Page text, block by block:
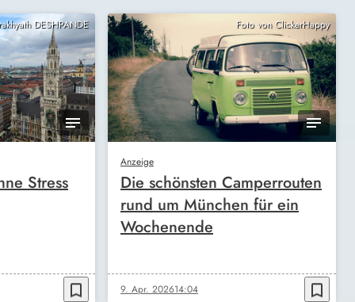
DESHPANDE
Stress
bookmark_border
Foto von ClickerHappy
Anzeige
Die schönsten Camperrouten
rund um München für ein
Wochenende
9. Apr. 202614:04 bookmark_border